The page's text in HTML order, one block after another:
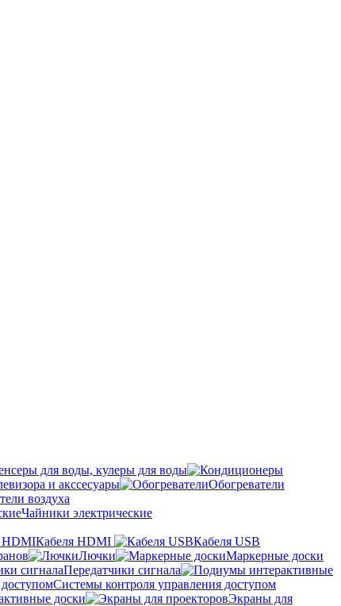
для воды, кулеры для воды
и акссесуары
Обогреватели
воздуха
Чайники электрические
Кабеля HDMI
Кабеля USB
Лючки
Маркерные доски
Передатчики сигнала
Системы контроля управления доступом
доски
Экраны для